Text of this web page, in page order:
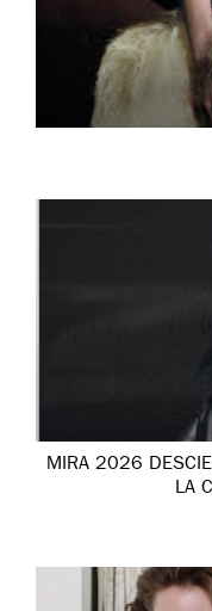
MIRA 2026
LA